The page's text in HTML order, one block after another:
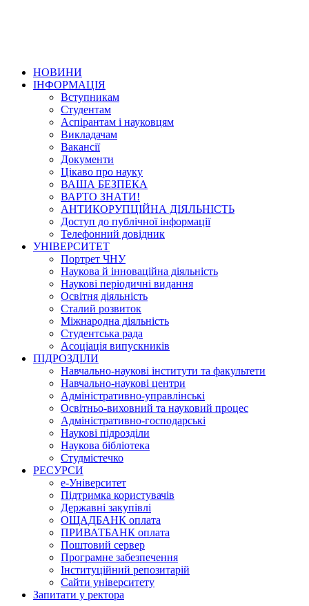
НОВИНИ
ІНФОРМАЦІЯ
Вступникам
Студентам
Аспірантам і науковцям
Викладачам
Вакансії
Документи
Цікаво про науку
ВАША БЕЗПЕКА
ВАРТО ЗНАТИ!
АНТИКОРУПЦІЙНА ДІЯЛЬНІСТЬ
Доступ до публічної інформації
Телефонний довідник
УНІВЕРСИТЕТ
Портрет ЧНУ
Наукова й інноваційна діяльність
Наукові періодичні видання
Освітня діяльність
Сталий розвиток
Міжнародна діяльність
Студентська рада
Асоціація випускників
ПІДРОЗДІЛИ
Навчально-наукові інститути та факультети
Навчально-наукові центри
Адміністративно-управлінські
Освітньо-виховний та науковий процес
Адміністративно-господарські
Наукові підрозділи
Наукова бібліотека
Студмістечко
РЕСУРСИ
е-Університет
Підтримка користувачів
Державні закупівлі
ОЩАДБАНК оплата
ПРИВАТБАНК оплата
Поштовий сервер
Програмне забезпечення
Інституційний репозитарій
Сайти університету
Запитати у ректора